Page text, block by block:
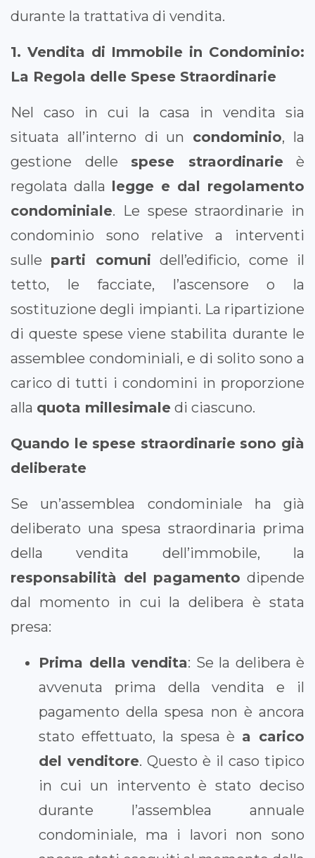
durante la trattativa di vendita.
1. Vendita di Immobile in Condominio:
La Regola delle Spese Straordinarie
Nel caso in cui la casa in vendita sia
situata all’interno di un condominio, la
gestione delle spese straordinarie è
regolata dalla
legge e dal regolamento
condominiale. Le spese straordinarie in
condominio sono relative a interventi
sulle parti comuni dell’edificio, come il
tetto, le facciate, l’ascensore o la
sostituzione degli impianti. La ripartizione
di queste spese viene stabilita durante le
assemblee condominiali, e di solito sono a
carico di tutti i condomini in proporzione
alla quota millesimale di ciascuno.
Quando le spese straordinarie sono già
deliberate
Se un’assemblea condominiale ha già
deliberato una spesa straordinaria prima
della vendita dell’immobile, la
responsabilità del pagamento dipende
dal momento in cui la delibera è stata
presa:
Prima della vendita: Se la delibera è
avvenuta prima della vendita e il
pagamento della spesa non è ancora
stato effettuato, la spesa è a carico
del venditore. Questo è il caso tipico
in cui un intervento è stato deciso
durante l’assemblea annuale
condominiale, ma i lavori non sono